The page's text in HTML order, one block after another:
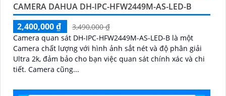
CAMERA DAHUA DH-IPC-HFW2449M-AS-LED-B
2,400,000 ₫
3,490,000 ₫
Camera quan sát DH-IPC-HFW2449M-AS-LED-B là một
Camera chất lượng với hình ảnh sắt nét và độ phân giải
Ultra 2k, đảm bảo cho bạn việc quan sát chính xác và chi
tiết. Camera cũng...